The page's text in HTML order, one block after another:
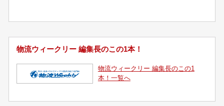
物流ウィークリー 編集長のこの1本！
物流ウィークリー 編集長のこの1
本！一覧へ